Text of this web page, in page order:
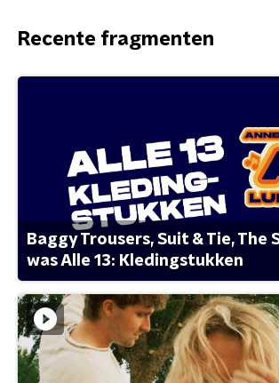
Recente fragmenten
Baggy Trousers, Suit & Tie, The
was Alle 13: Kledingstukken